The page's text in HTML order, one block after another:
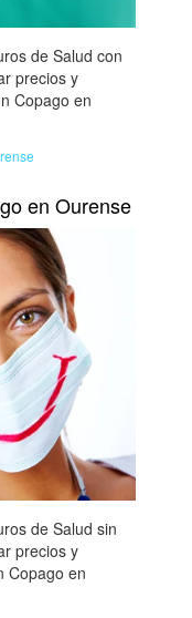
de Salud con
precios y
Copago en
en Ourense
de Salud sin
precios y
Copago en